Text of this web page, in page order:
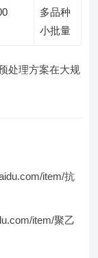
多品种
小批量
处理方案在大规
item/抗
item/聚乙